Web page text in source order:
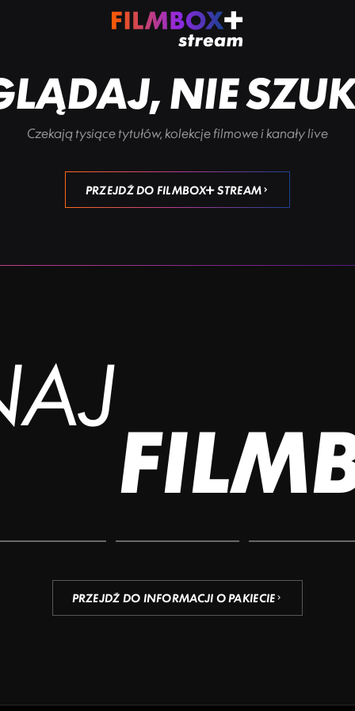
NIE
Czekają tysiące tytułów, kolekcje filmowe i kanały live
PRZEJDŹ DO FILMBOX+ STREAM
PRZEJDŹ DO INFORMACJI O PAKIECIE